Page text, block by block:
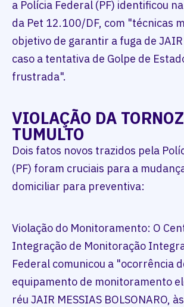
a Polícia Federal (PF) identificou
da Pet 12.100/DF, com "técnicas
objetivo de garantir a fuga de JAIR
caso a tentativa de Golpe de
frustrada".
VIOLAÇÃO DA
TUMULTO
Dois fatos novos trazidos pela
(PF) foram cruciais para a
domiciliar para preventiva:
Violação do Monitoramento: O
Integração de Monitoração
Federal comunicou a "ocorrência
equipamento de monitoramento
réu JAIR MESSIAS BOLSONARO,